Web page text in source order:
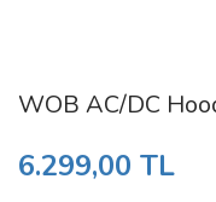
WOB AC/DC
6.299,00 TL